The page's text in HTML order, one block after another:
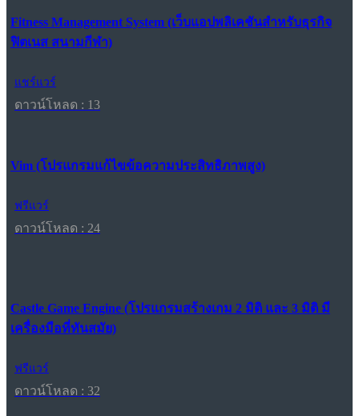
Fitness Management System (เว็บแอปพลิเคชันสำหรับธุรกิจ
ฟิตเนส สนามกีฬา)
แชร์แวร์
ดาวน์โหลด : 13
Vim (โปรแกรมแก้ไขข้อความประสิทธิภาพสูง)
ฟรีแวร์
ดาวน์โหลด : 24
Castle Game Engine (โปรแกรมสร้างเกม 2 มิติ และ 3 มิติ มี
เครื่องมือที่ทันสมัย)
ฟรีแวร์
ดาวน์โหลด : 32